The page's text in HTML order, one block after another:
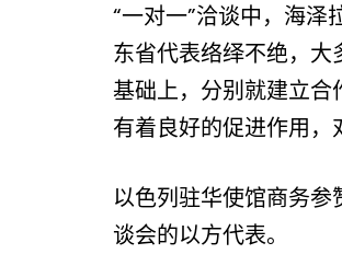
“一对一”洽谈中，海
东省代表络绎不绝，
基础上，分别就建立
有着良好的促进作用，
以色列驻华使馆商务
谈会的以方代表。